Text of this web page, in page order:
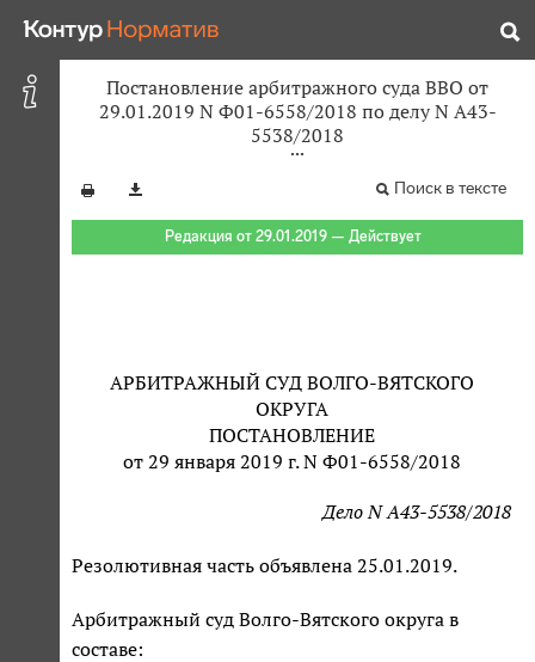
Постановление арбитражного суда ВВО от
29.01.2019 N Ф01-6558/2018 по делу N А43-
5538/2018
Поиск в тексте
Редакция от 29.01.2019 — Действует
АРБИТРАЖНЫЙ СУД ВОЛГО-ВЯТСКОГО
ОКРУГА
ПОСТАНОВЛЕНИЕ
от 29 января 2019 г. N Ф01-6558/2018
Дело N А43-5538/2018
Резолютивная часть объявлена 25.01.2019.
Арбитражный суд Волго-Вятского округа в
составе: